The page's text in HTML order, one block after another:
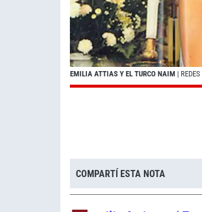
EMILIA ATTIAS Y EL TURCO NAIM |
COMPARTÍ ESTA NOTA